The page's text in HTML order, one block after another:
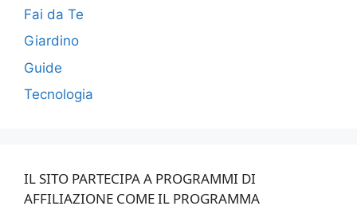
Fai da Te
Giardino
Guide
Tecnologia
IL SITO PARTECIPA A PROGRAMMI DI
AFFILIAZIONE COME IL PROGRAMMA